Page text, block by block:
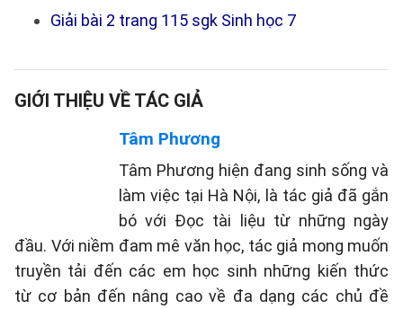
Giải bài 2 trang 115 sgk Sinh học 7
GIỚI THIỆU VỀ TÁC GIẢ
Tâm Phương
Tâm Phương hiện đang sinh sống và
làm việc tại Hà Nội, là tác giả đã gắn
bó với Đọc tài liệu từ những ngày
đầu. Với niềm đam mê văn học, tác giả mong muốn
truyền tải đến các em học sinh những kiến thức
từ cơ bản đến nâng cao về đa dạng các chủ đề